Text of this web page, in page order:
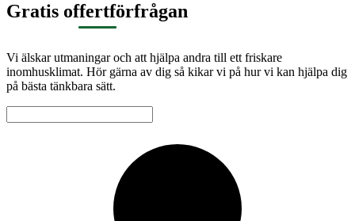
Gratis offertförfrågan
Vi älskar utmaningar och att hjälpa andra till ett friskare
inomhusklimat. Hör gärna av dig så kikar vi på hur vi kan hjälpa dig
på bästa tänkbara sätt.